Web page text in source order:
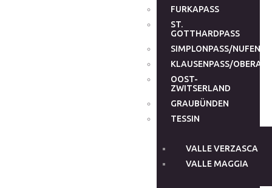
FURKAPASS
ST.
GOTTHARDPASS
SIMPLONPASS/
KLAUSENPASS/
OOST-
ZWITSERLAND
GRAUBÜNDEN
TESSIN
VALLE VERZASCA
VALLE MAGGIA